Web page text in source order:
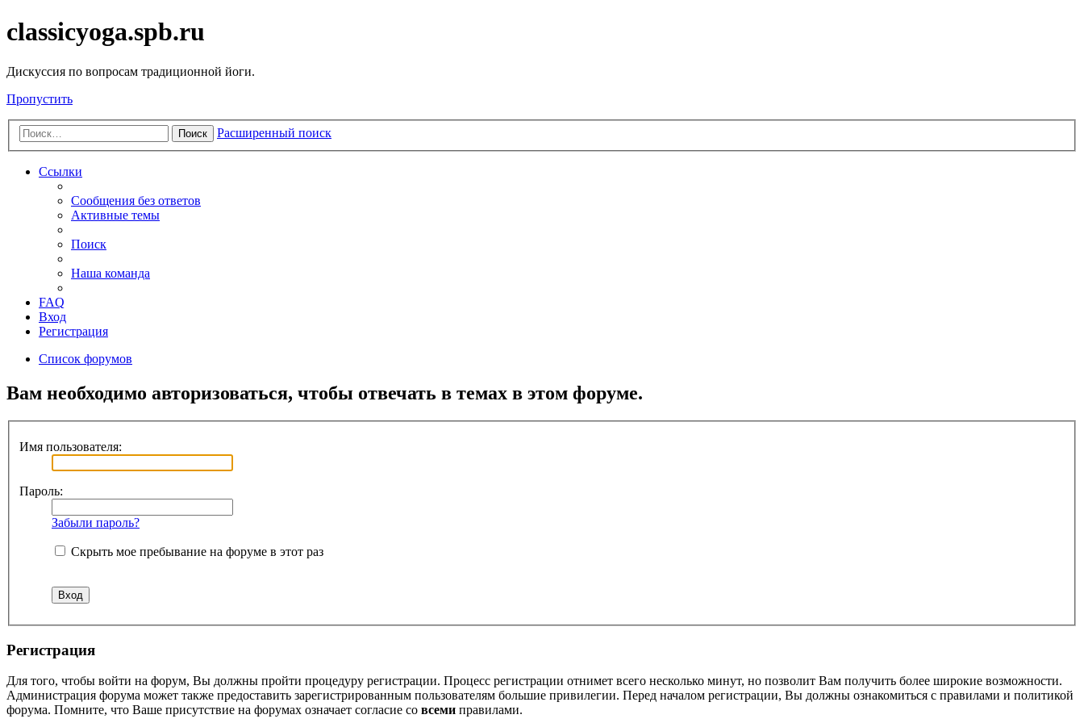
classicyoga.spb.ru
Дискуссия по вопросам традиционной йоги.
Пропустить
Поиск Расширенный поиск
Ссылки
Сообщения без ответов
Активные темы
Поиск
Наша команда
FAQ
Вход
Регистрация
Список форумов
Вам необходимо авторизоваться, чтобы отвечать в темах в этом форуме.
Имя пользователя:
Пароль:
Забыли пароль?
Скрыть мое пребывание на форуме в этот раз
Регистрация
Для того, чтобы войти на форум, Вы должны пройти процедуру регистрации. Процесс регистрации отнимет всего несколько минут, но позволит Вам получить более широкие возможности.
Администрация форума может также предоставить зарегистрированным пользователям большие привилегии. Перед началом регистрации, Вы должны ознакомиться с правилами и политикой
форума. Помните, что Ваше присутствие на форумах означает согласие со всеми правилами.